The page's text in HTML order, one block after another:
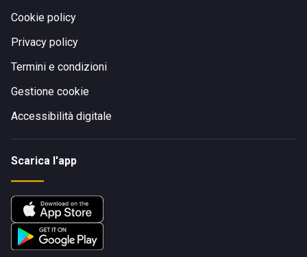
Cookie policy
Privacy policy
Termini e condizioni
Gestione cookie
Accessibilità digitale
Scarica l'app